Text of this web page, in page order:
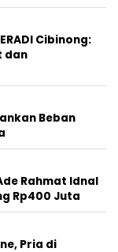
Cibinong:
dan
Beban
Rahmat Idnal
Rp400 Juta
Pria di